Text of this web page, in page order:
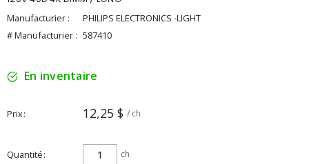
Manufacturier :
PHILIPS ELECTRONICS -LIGHT
# Manufacturier : 587410
En inventaire
Prix 12,25 $ / ch
Quantité ch